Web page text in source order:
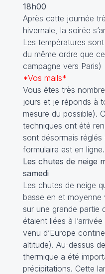
18h00
Après cette journée
hivernale, la soirée
Les températures
du même ordre que
campagne vers Paris)
*Vos mails*
Vous êtes très
jours et je réponds à
mesure du possible).
techniques ont été
sont désormais
formulaire est en
Les chutes de neige
samedi
Les chutes de neige
basse en et moyenne
sur une grande partie
étaient liées à
venu d’Europe
altitude). Au-dessus
thermique a été
précipitations. Cette